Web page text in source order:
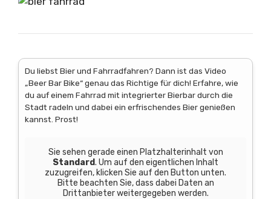
Du liebst Bier und Fahrradfahren? Dann ist das Video
„Beer Bar Bike“ genau das Richtige für dich! Erfahre, wie
du auf einem Fahrrad mit integrierter Bierbar durch die
Stadt radeln und dabei ein erfrischendes Bier genießen
kannst. Prost!
Sie sehen gerade einen Platzhalterinhalt von
Standard. Um auf den eigentlichen Inhalt
zuzugreifen, klicken Sie auf den Button unten.
Bitte beachten Sie, dass dabei Daten an
Drittanbieter weitergegeben werden.